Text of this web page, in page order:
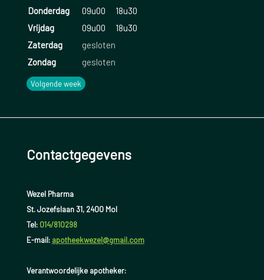
Donderdag
09u00
18u30
Vrijdag
09u00
18u30
Zaterdag
gesloten
Zondag
gesloten
Volgende week
Contactgegevens
Wezel Pharma
St. Jozefslaan 31, 2400 Mol
Tel: 014/810298
E-mail: apotheekwezel@gmail.com
Verantwoordelijke apotheker: